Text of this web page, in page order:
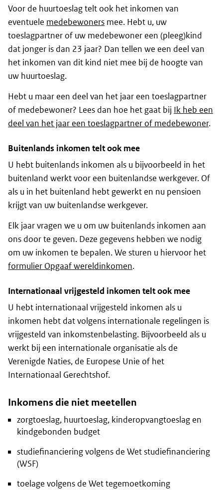
Voor de huurtoeslag telt ook het inkomen van
eventuele medebewoners mee. Hebt u, uw
toeslagpartner of uw medebewoner een (pleeg)kind
dat jonger is dan 23 jaar? Dan tellen we een deel van
het inkomen van dit kind niet mee bij de hoogte van
uw huurtoeslag.
Hebt u maar een deel van het jaar een toeslagpartner
of medebewoner? Lees dan hoe het gaat bij Ik heb een
deel van het jaar een toeslagpartner of medebewoner.
Buitenlands inkomen telt ook mee
U hebt buitenlands inkomen als u bijvoorbeeld in het
buitenland werkt voor een buitenlandse werkgever. Of
als u in het buitenland hebt gewerkt en nu pensioen
krijgt van uw buitenlandse werkgever.
Elk jaar vragen we u om uw buitenlands inkomen aan
ons door te geven. Deze gegevens hebben we nodig
om uw inkomen te bepalen. We sturen u hiervoor het
formulier Opgaaf wereldinkomen.
Internationaal vrijgesteld inkomen telt ook mee
U hebt internationaal vrijgesteld inkomen als u
inkomen hebt dat volgens internationale regelingen is
vrijgesteld van inkomstenbelasting. Bijvoorbeeld als u
werkt bij een internationale organisatie als de
Verenigde Naties, de Europese Unie of het
Internationaal Gerechtshof.
Inkomens die niet meetellen
zorgtoeslag, huurtoeslag, kinderopvangtoeslag en
kindgebonden budget
studiefinanciering volgens de Wet studiefinanciering
(WSF)
toelage volgens de Wet tegemoetkoming